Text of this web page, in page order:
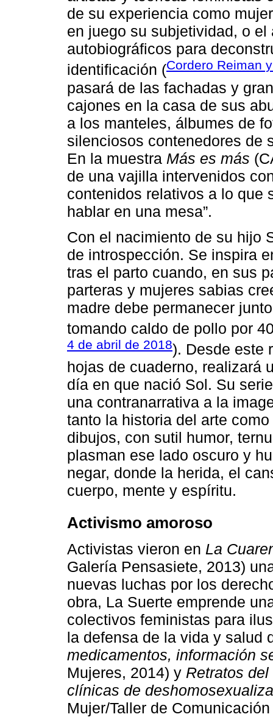
de su experiencia como
en juego su subjetividad, o
autobiográficos para
identificación (Cordero Reiman
pasará de las fachadas y
cajones en la casa de sus
a los manteles, álbumes de
silenciosos contenedores de
En la muestra Más es más
de una vajilla intervenidos
contenidos relativos a lo que
hablar en una mesa”.
Con el nacimiento de su hijo
de introspección. Se inspira
tras el parto cuando, en sus
parteras y mujeres sabias
madre debe permanecer
tomando caldo de pollo por
4 de abril de 2018). Desde este
hojas de cuaderno, realizará
día en que nació Sol. Su
una contranarrativa a la
tanto la historia del arte
dibujos, con sutil humor,
plasman ese lado oscuro y
negar, donde la herida, el
cuerpo, mente y espíritu.
Activismo amoroso
Activistas vieron en La
Galería Pensasiete, 2013)
nuevas luchas por los
obra, La Suerte emprende
colectivos feministas para
la defensa de la vida y salud
medicamentos, información
Mujeres, 2014) y Retratos
clínicas de
Mujer/Taller de